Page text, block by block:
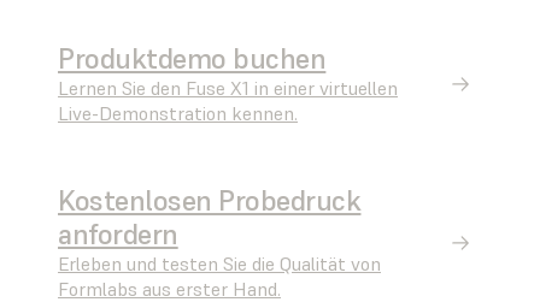
Produktdemo buchen
Lernen Sie den Fuse X1 in einer virtuellen
Live-Demonstration kennen.
Kostenlosen Probedruck
anfordern
Erleben und testen Sie die Qualität von
Formlabs aus erster Hand.